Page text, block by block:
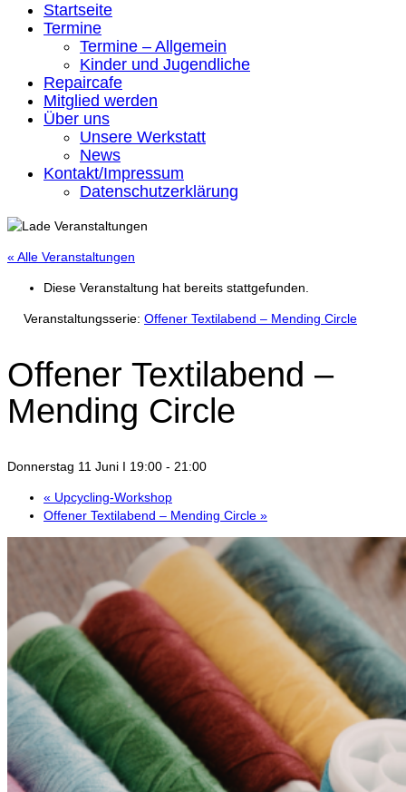
Startseite
Termine
Termine – Allgemein
Kinder und Jugendliche
Repaircafe
Mitglied werden
Über uns
Unsere Werkstatt
News
Kontakt/Impressum
Datenschutzerklärung
« Alle Veranstaltungen
Diese Veranstaltung hat bereits stattgefunden.
Veranstaltungsserie: Offener Textilabend – Mending Circle
Offener Textilabend –
Mending Circle
Donnerstag 11 Juni I 19:00 - 21:00
« Upcycling‑Workshop
Offener Textilabend – Mending Circle »